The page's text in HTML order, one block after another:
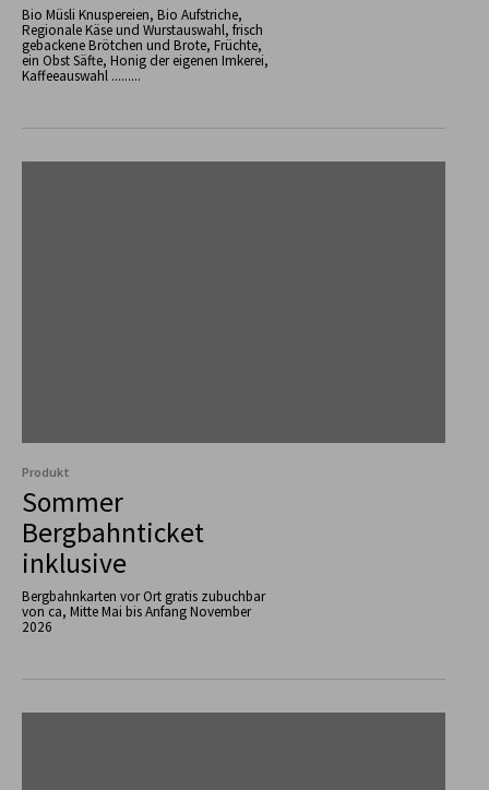
Bio Müsli Knuspereien, Bio Aufstriche,
Regionale Käse und Wurstauswahl, frisch
gebackene Brötchen und Brote, Früchte,
ein Obst Säfte, Honig der eigenen Imkerei,
Kaffeeauswahl .........
Produkt
Sommer
Bergbahnticket
inklusive
Bergbahnkarten vor Ort gratis zubuchbar
von ca, Mitte Mai bis Anfang November
2026